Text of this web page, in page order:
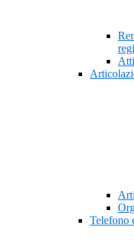
Telefono